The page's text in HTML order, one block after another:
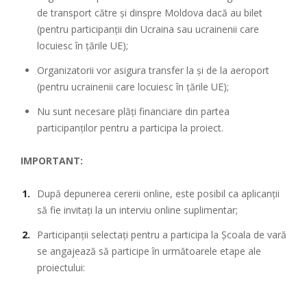
de transport către și dinspre Moldova dacă au bilet
(pentru participanții din Ucraina sau ucrainenii care
locuiesc în țările UE);
Organizatorii vor asigura transfer la și de la aeroport
(pentru ucrainenii care locuiesc în țările UE);
Nu sunt necesare plăți financiare din partea
participanților pentru a participa la proiect.
IMPORTANT:
După depunerea cererii online, este posibil ca aplicanții
să fie invitați la un interviu online suplimentar;
Participanții selectați pentru a participa la Școala de vară
se angajează să participe în următoarele etape ale
proiectului: